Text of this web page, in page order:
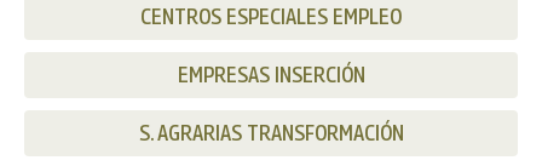
CENTROS ESPECIALES EMPLEO
EMPRESAS INSERCIÓN
S. AGRARIAS TRANSFORMACIÓN